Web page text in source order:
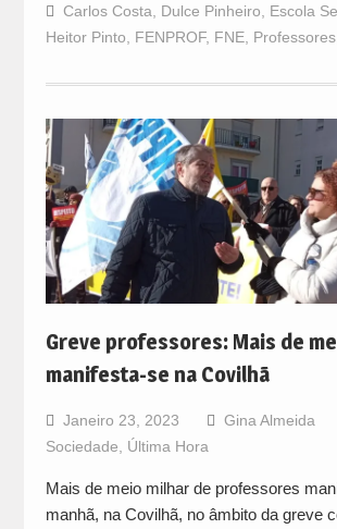
Carlos Costa Dulce Pinheiro
Escola
Heitor Pinto
FENPROF, FNE, Professores,
Greve professores: Mais de
manifesta-se na Covilhã
Janeiro 23, 2023 Gina Almeida
Sociedade
Última Hora
Mais de meio milhar de professores
manhã, na Covilhã, no âmbito da greve